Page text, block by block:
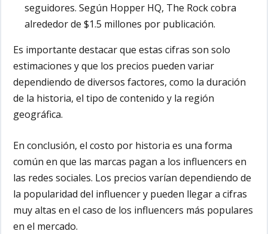
seguidores. Según Hopper HQ, The Rock cobra
alrededor de $1.5 millones por publicación.
Es importante destacar que estas cifras son solo
estimaciones y que los precios pueden variar
dependiendo de diversos factores, como la duración
de la historia, el tipo de contenido y la región
geográfica.
En conclusión, el costo por historia es una forma
común en que las marcas pagan a los influencers en
las redes sociales. Los precios varían dependiendo de
la popularidad del influencer y pueden llegar a cifras
muy altas en el caso de los influencers más populares
en el mercado.